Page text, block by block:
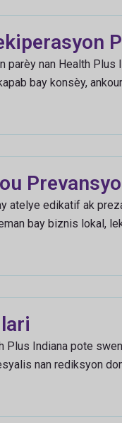
parèy nan Health
bay konsèy,
atelye edikatif ak
bay biznis lokal,
Plus Indiana pote
nan rediksyon